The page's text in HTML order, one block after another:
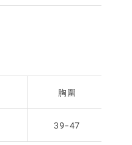
胸圍
39-47